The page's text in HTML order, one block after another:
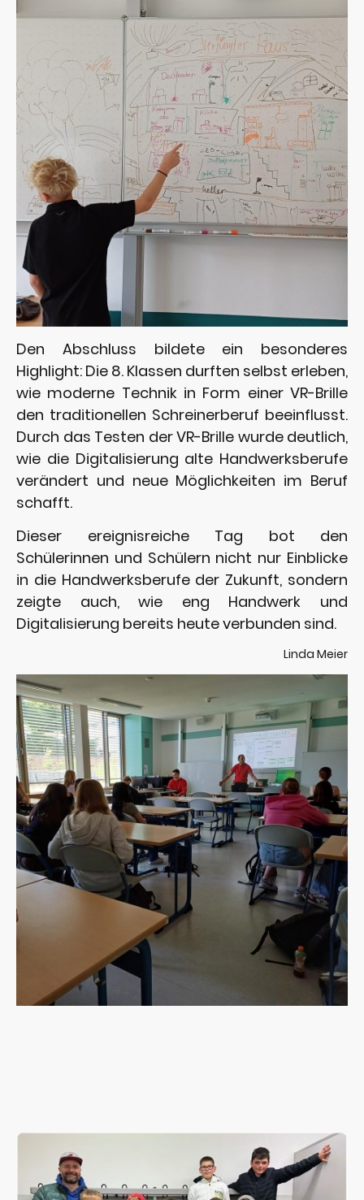
Den Abschluss bildete ein besonderes
Highlight: Die 8. Klassen durften selbst erleben,
wie moderne Technik in Form einer VR-Brille
den traditionellen Schreinerberuf beeinflusst.
Durch das Testen der VR-Brille wurde deutlich,
wie die Digitalisierung alte Handwerksberufe
verändert und neue Möglichkeiten im Beruf
schafft.
Dieser ereignisreiche Tag bot den
Schülerinnen und Schülern nicht nur Einblicke
in die Handwerksberufe der Zukunft, sondern
zeigte auch, wie eng Handwerk und
Digitalisierung bereits heute verbunden sind.
Linda Meier